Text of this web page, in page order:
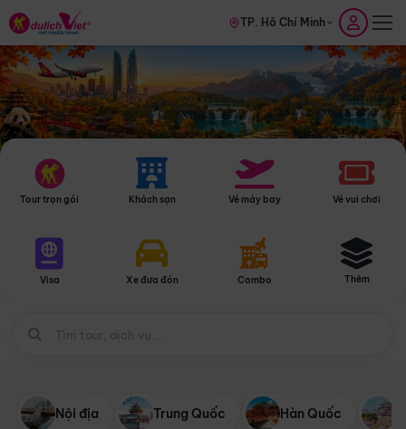
TP. Hồ Chí Minh
Tour trọn gói Khách sạn Vé máy bay Vé vui chơi
Visa Xe đưa đón Combo Thêm
Nội địa Trung Quốc Hàn Quốc